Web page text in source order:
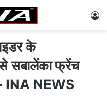
के
से सबालेंका फ्रेंच
INA NEWS